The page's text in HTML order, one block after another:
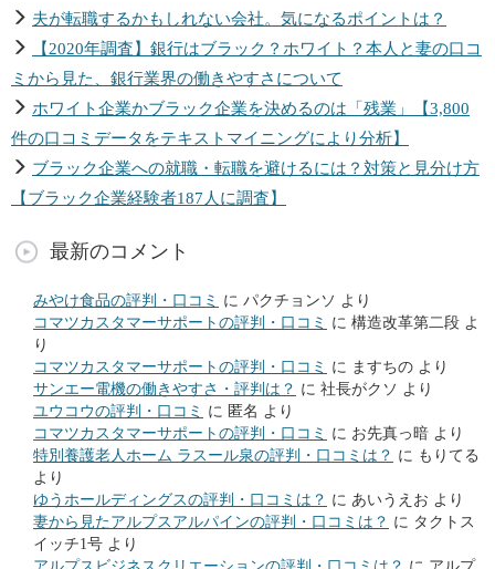
夫が転職するかもしれない会社。気になるポイントは？
【2020年調査】銀行はブラック？ホワイト？本人と妻の口コ
ミから見た、銀行業界の働きやすさについて
ホワイト企業かブラック企業を決めるのは「残業」【3,800
件の口コミデータをテキストマイニングにより分析】
ブラック企業への就職・転職を避けるには？対策と見分け方
【ブラック企業経験者187人に調査】
最新のコメント
みやけ食品の評判・口コミ に パクチョンソ より
コマツカスタマーサポートの評判・口コミ に 構造改革第二段 よ
り
コマツカスタマーサポートの評判・口コミ に ますちの より
サンエー電機の働きやすさ・評判は？ に 社長がクソ より
ユウコウの評判・口コミ に 匿名 より
コマツカスタマーサポートの評判・口コミ に お先真っ暗 より
特別養護老人ホーム ラスール泉の評判・口コミは？ に もりてる
より
ゆうホールディングスの評判・口コミは？ に あいうえお より
妻から見たアルプスアルパインの評判・口コミは？ に タクトス
イッチ1号 より